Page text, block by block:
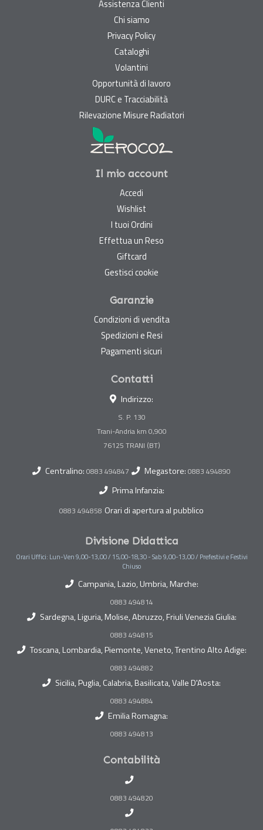
Assistenza Clienti
Chi siamo
Privacy Policy
Cataloghi
Volantini
Opportunità di lavoro
DURC e Tracciabilità
Rilevazione Misure Radiatori
Il mio account
Accedi
Wishlist
I tuoi Ordini
Effettua un Reso
Giftcard
Gestisci cookie
Garanzie
Condizioni di vendita
Spedizioni e Resi
Pagamenti sicuri
Contatti
Indirizzo:
S. P. 130
Trani-Andria km 0,900
Centralino: 0883 494847 Megastore: 0883 494890
Prima Infanzia:
0883 494858 Orari di apertura al pubblico
Divisione Didattica
Orari Uffici: Lun-Ven 9,00-13,00 / 15,00-18,30 - Sab 9,00-13,00 / Prefestivi e Festivi
Chiuso
Campania, Lazio, Umbria, Marche:
0883 494814
Sardegna, Liguria, Molise, Abruzzo, Friuli Venezia Giulia:
0883 494815
Toscana, Lombardia, Piemonte, Veneto, Trentino Alto Adige:
0883 494882
Sicilia, Puglia, Calabria, Basilicata, Valle D'Aosta:
0883 494884
Emilia Romagna:
0883 494813
Contabilità
0883 494820